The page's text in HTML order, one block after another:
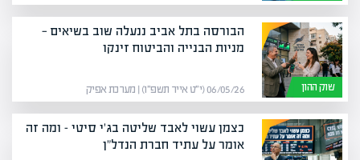
שוק ההון
הבורסה בתל אביב ננעלה שוב בשיאים —
מניות הבנייה והביטוח זינקו
06/05/26 (י״ט אייר תשפ״ו) | מערכת אפיק
כצמן עשוי לאבד שליטה בג'י סיטי – ומה זה
אומר על עתיד חברת הנדל"ן